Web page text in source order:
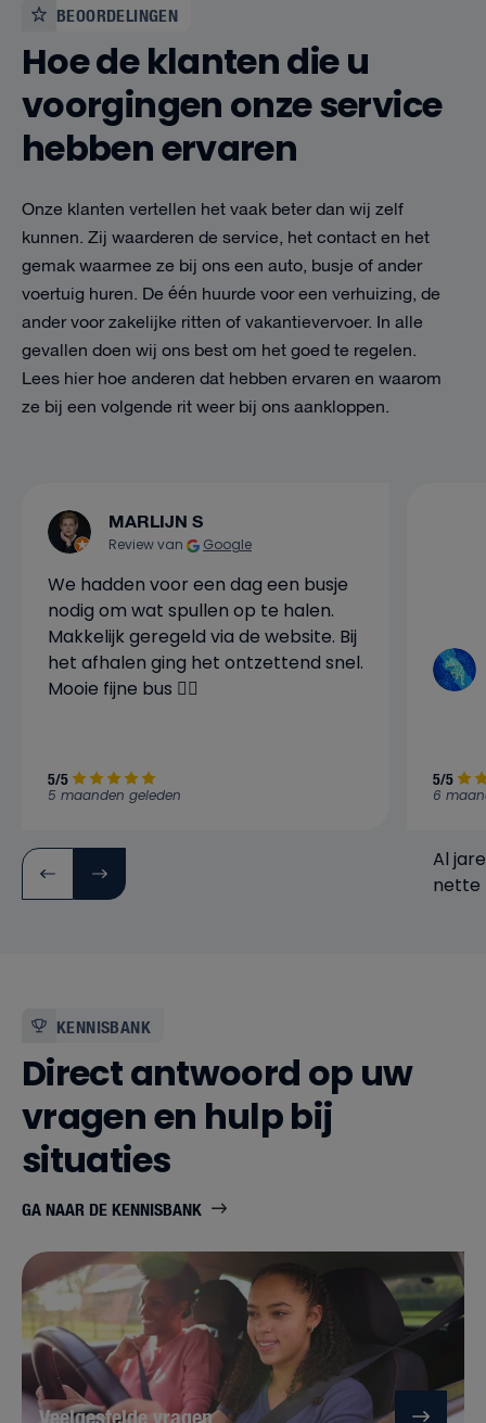
BEOORDELINGEN
Hoe de klanten die u
voorgingen onze service
hebben ervaren
Onze klanten vertellen het vaak beter dan wij zelf
kunnen. Zij waarderen de service, het contact en het
gemak waarmee ze bij ons een auto, busje of ander
voertuig huren. De één huurde voor een verhuizing, de
ander voor zakelijke ritten of vakantievervoer. In alle
gevallen doen wij ons best om het goed te regelen.
Lees hier hoe anderen dat hebben ervaren en waarom
ze bij een volgende rit weer bij ons aankloppen.
MARLIJN S
Review van Google
We hadden voor een dag een busje
nodig om wat spullen op te halen.
Makkelijk geregeld via de website. Bij
het afhalen ging het ontzettend snel.
Mooie fijne bus 👍🏼
5/5
5 maanden geleden
Al
nette
5/5
6
KENNISBANK
Direct antwoord op uw
vragen en hulp bij
situaties
GA NAAR DE KENNISBANK
Veelgestelde vragen